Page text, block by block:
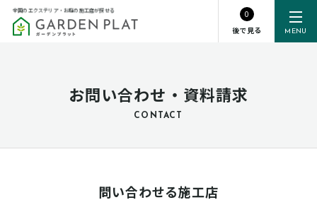
MENU
全国のエクステリア・お庭の施工店が探せる
0
後で見る
お問い合わせ・資料請求
CONTACT
問い合わせる施工店